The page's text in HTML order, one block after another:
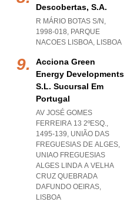
Descobertas, S.a.
R MÁRIO BOTAS S/N,
1998-018, PARQUE
NACOES LISBOA, LISBOA
Acciona Green
Energy Developments
S.l. Sucursal Em
Portugal
AV JOSÉ GOMES
FERREIRA 13 2ºESQ.,
1495-139, UNIÃO DAS
FREGUESIAS DE ALGES,
UNIAO FREGUESIAS
ALGES LINDA A VELHA
CRUZ QUEBRADA
DAFUNDO OEIRAS,
LISBOA